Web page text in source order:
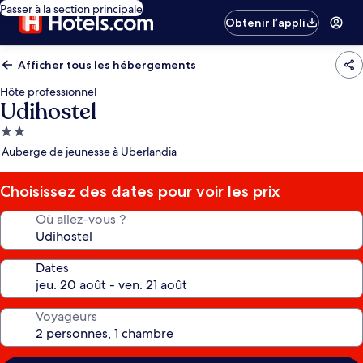
Passer à la section principale
Obtenir l’appli
Afficher tous les hébergements
Hôte professionnel
Udihostel
Hébergement
2.0 étoiles
Auberge de jeunesse à Uberlandia
Choisissez des dates pour voir les prix
Où allez-vous ?
Dates
Voyageurs